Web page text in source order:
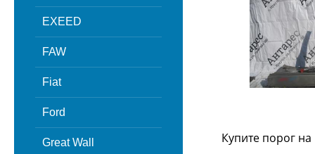
EXEED
FAW
Fiat
Ford
Great Wall Купите порог